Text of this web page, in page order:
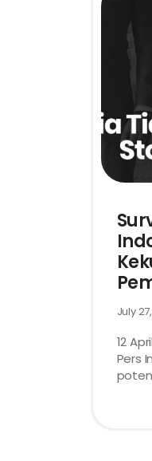
July
12
Pers